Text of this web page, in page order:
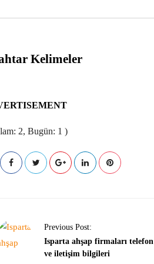
Kelimeler
2, Bugün: 1 )
Previous Post:
Isparta ahşap firmaları telefon
ve iletişim bilgileri